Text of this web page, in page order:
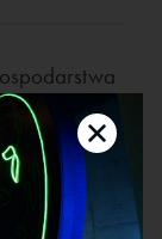
Ryzyka
ds. ESG.
w BGK